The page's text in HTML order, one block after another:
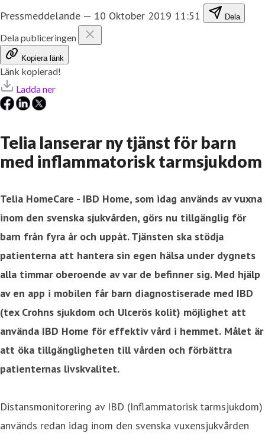
Pressmeddelande — 10 Oktober 2019 11:51 Dela
Dela publiceringen
Kopiera länk
Länk kopierad!
Ladda ner
Telia lanserar ny tjänst för barn
med inflammatorisk tarmsjukdom
Telia HomeCare - IBD Home, som idag används av vuxna
inom den svenska sjukvården, görs nu tillgänglig för
barn från fyra år och uppåt.Tjänsten ska stödja
patienterna att hantera sin egen hälsa under dygnets
alla timmar oberoende av var de befinner sig. Med hjälp
av en app i mobilen får barn diagnostiserade med IBD
(tex Crohns sjukdom och Ulcerös kolit) möjlighet att
använda IBD Home för effektiv vård i hemmet. Målet är
att öka tillgängligheten till vården och förbättra
patienternas livskvalitet.
Distansmonitorering av IBD (Inflammatorisk tarmsjukdom)
används redan idag inom den svenska vuxensjukvården